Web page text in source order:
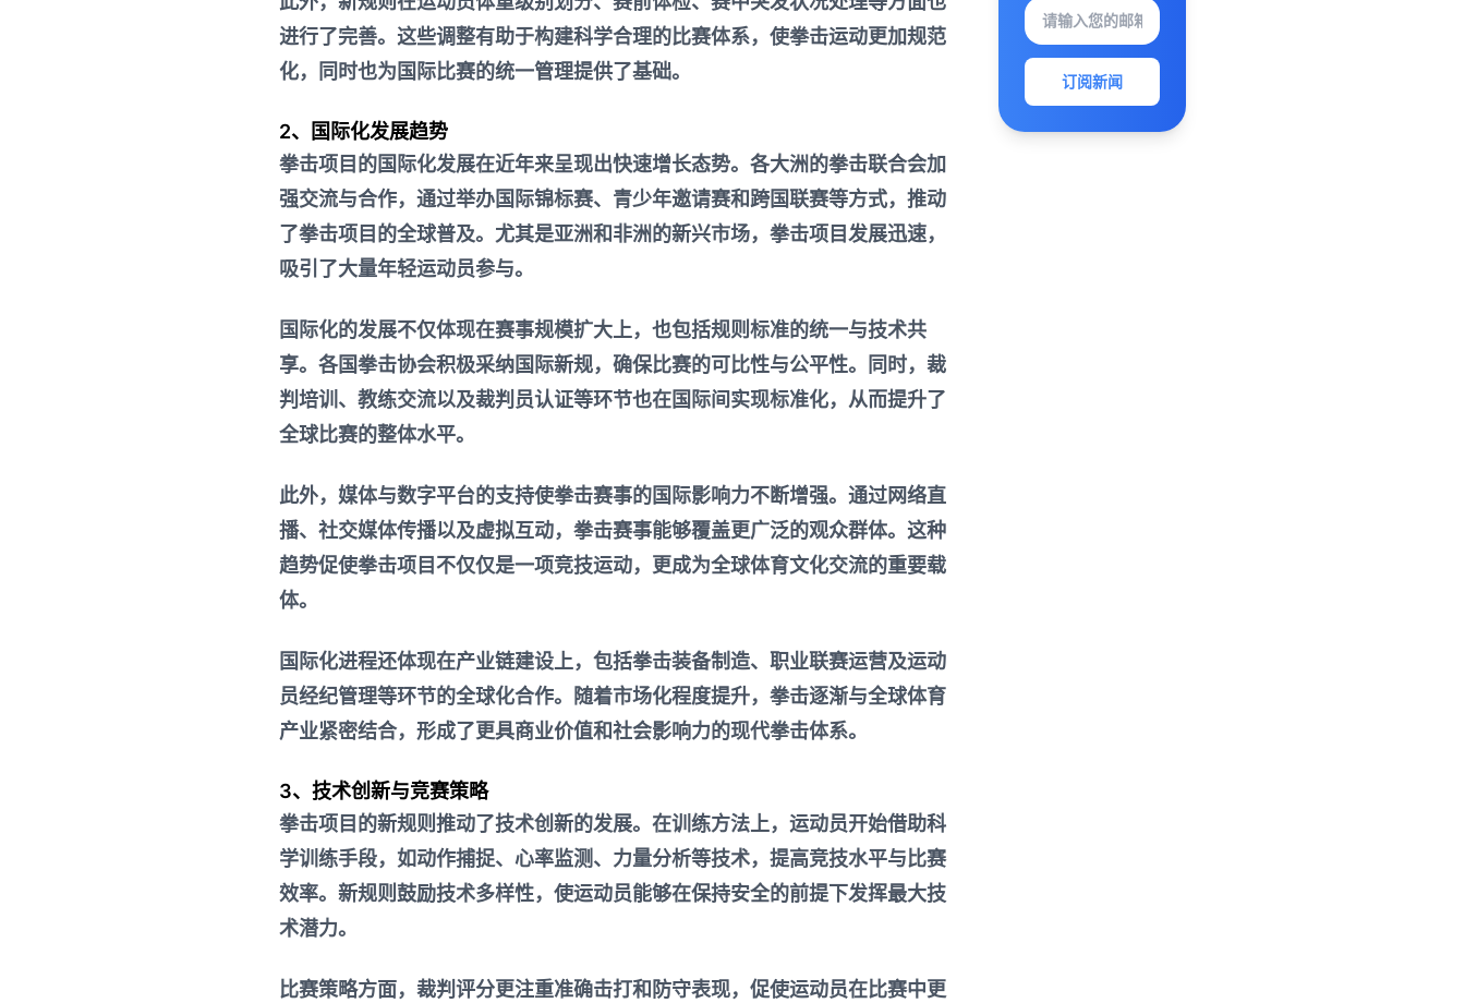
进行了完善。这些调整有助于构建科学合理的比赛体系，使拳击运动更加规范
化，同时也为国际比赛的统一管理提供了基础。
2、国际化发展趋势
拳击项目的国际化发展在近年来呈现出快速增长态势。各大洲的拳击联合会加
强交流与合作，通过举办国际锦标赛、青少年邀请赛和跨国联赛等方式，推动
了拳击项目的全球普及。尤其是亚洲和非洲的新兴市场，拳击项目发展迅速，
吸引了大量年轻运动员参与。
国际化的发展不仅体现在赛事规模扩大上，也包括规则标准的统一与技术共
享。各国拳击协会积极采纳国际新规，确保比赛的可比性与公平性。同时，裁
判培训、教练交流以及裁判员认证等环节也在国际间实现标准化，从而提升了
全球比赛的整体水平。
此外，媒体与数字平台的支持使拳击赛事的国际影响力不断增强。通过网络直
播、社交媒体传播以及虚拟互动，拳击赛事能够覆盖更广泛的观众群体。这种
趋势促使拳击项目不仅仅是一项竞技运动，更成为全球体育文化交流的重要载
体。
国际化进程还体现在产业链建设上，包括拳击装备制造、职业联赛运营及运动
员经纪管理等环节的全球化合作。随着市场化程度提升，拳击逐渐与全球体育
产业紧密结合，形成了更具商业价值和社会影响力的现代拳击体系。
3、技术创新与竞赛策略
拳击项目的新规则推动了技术创新的发展。在训练方法上，运动员开始借助科
学训练手段，如动作捕捉、心率监测、力量分析等技术，提高竞技水平与比赛
效率。新规则鼓励技术多样性，使运动员能够在保持安全的前提下发挥最大技
术潜力。
比赛策略方面，裁判评分更注重准确击打和防守表现，促使运动员在比赛中更
订阅新闻